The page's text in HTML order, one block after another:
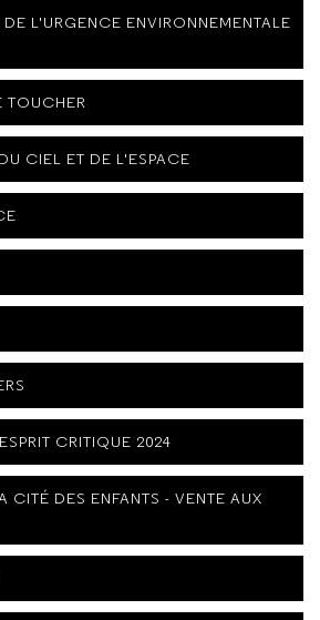
L'URGENCE ENVIRONNEMENTALE
TOUCHER
CIEL ET DE L'ESPACE
CRITIQUE 2024
CITÉ DES ENFANTS - VENTE AUX